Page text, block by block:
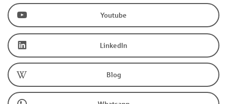
Youtube
LinkedIn
Blog